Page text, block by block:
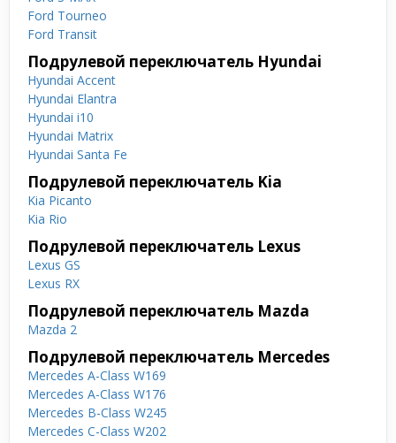
Ford Tourneo
Ford Transit
Подрулевой переключатель Hyundai
Hyundai Accent
Hyundai Elantra
Hyundai i10
Hyundai Matrix
Hyundai Santa Fe
Подрулевой переключатель Kia
Kia Picanto
Kia Rio
Подрулевой переключатель Lexus
Lexus GS
Lexus RX
Подрулевой переключатель Mazda
Mazda 2
Подрулевой переключатель Mercedes
Mercedes A-Class W169
Mercedes A-Class W176
Mercedes B-Class W245
Mercedes C-Class W202